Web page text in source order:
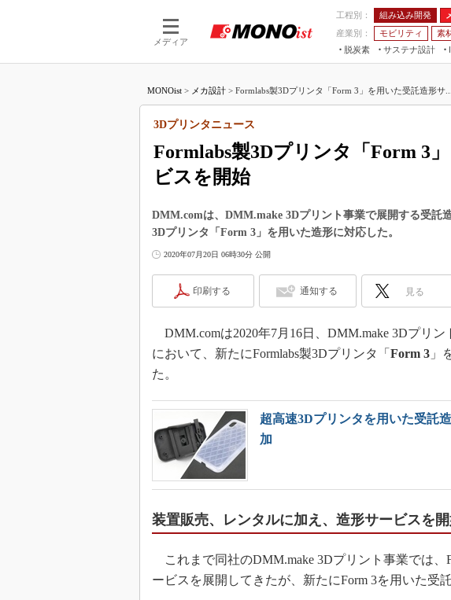
メディア
工程別： 組み込み開発
産業別：
モビリティ 素
脱炭素
サステナ設計
つながる工場
AI×設備保全 JIMTOF
IIFES
MONOist > メカ設計 > Formlabs製3Dプリンタ「Form 3」を用いた受託造形サ...
Formlabs製3Dプリンタ「Form 3
ビスを開始
3Dプリンタニュース
DMM.comは、DMM.make 3Dプリント事業で展開する受託
3Dプリンタ「Form 3」を用いた造形に対応した。
2020年07月20日 06時30分 公開
印刷する 通知する 見る
DMM.comは2020年7月16日、DMM.make 3Dプリ
において、新たにFormlabs製3Dプリンタ「 Form 3 」
た。
超高速3Dプリンタを用いた受託
加
装置販売、レンタルに加え、造形サービスを
これまで同社のDMM.make 3Dプリント事業では、
ービスを展開してきたが、新たにForm 3を用いた受